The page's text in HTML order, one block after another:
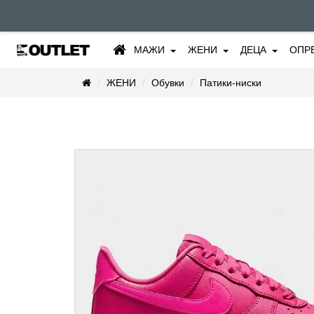
МАЖИ ЖЕНИ ДЕЦА
ЖЕНИ Обувки Патики-ниски